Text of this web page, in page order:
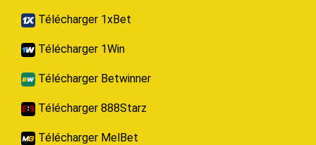
Télécharger 1xBet
Télécharger 1Win
Télécharger Betwinner
Télécharger 888Starz
Télécharger MelBet